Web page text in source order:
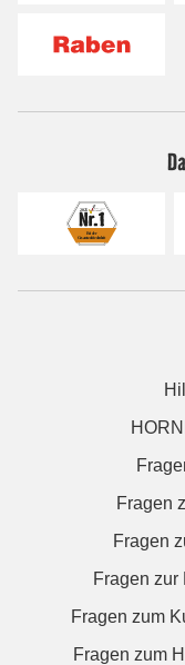
Fragen
Fragen
Fragen
Fragen zum
Fragen zum